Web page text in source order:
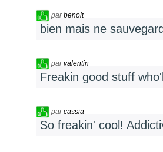
parbenoit
bien mais ne
parvalentin
Freakin good stuff
parcassia
So freakin' cool!